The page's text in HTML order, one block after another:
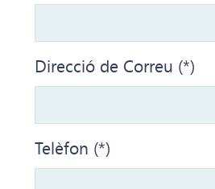
Direcció de Correu (*)
Telèfon (*)